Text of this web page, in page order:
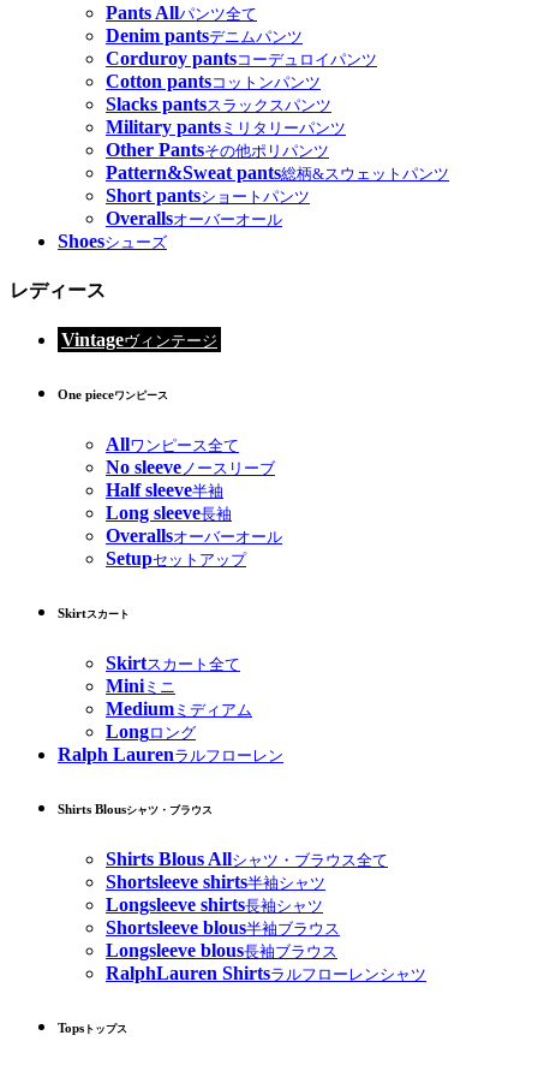
Pants Allパンツ全て
Denim pantsデニムパンツ
Corduroy pantsコーデュロイパンツ
Cotton pantsコットンパンツ
Slacks pantsスラックスパンツ
Military pants ミリタリーパンツ
Other Pantsその他ポリパンツ
Pattern&Sweat pants総柄&スウェットパンツ
Short pantsショートパンツ
Overallsオーバーオール
Shoesシューズ
レディース
Vintageヴィンテージ
One pieceワンピース
Allワンピース全て
No sleeveノースリーブ
Half sleeve半袖
Long sleeve長袖
Overallsオーバーオール
Setupセットアップ
Skirtスカート
Skirtスカート全て
Miniミニ
Medium ミディアム
Longロング
Ralph Laurenラルフローレン
Shirts Blousシャツ・ブラウス
Shirts Blous Allシャツ・ブラウス全て
Shortsleeve shirts半袖シャツ
Longsleeve shirts長袖シャツ
Shortsleeve blous半袖ブラウス
Longsleeve blous長袖ブラウス
RalphLauren Shirtsラルフローレンシャツ
Tops トップス